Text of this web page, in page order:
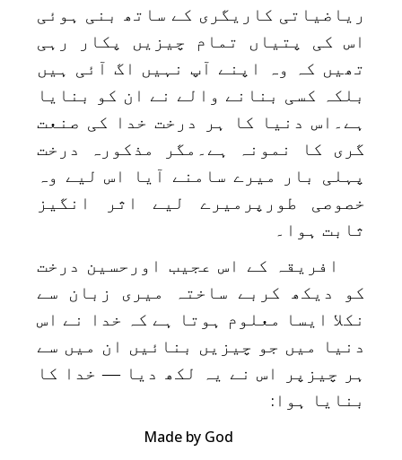
ریاضیاتی کاریگری کے ساتھ بنی ہوئی
اس کی پتیاں تمام چیزیں پکار رہی
تھیں کہ وہ اپنے آپ نہیں اگ آئی ہیں
بلکہ کسی بنانے والے نے ان کو بنایا
ہے۔اس دنیا کا ہر درخت خدا کی صنعت
گری کا نمونہ ہے۔مگر مذکورہ درخت
پہلی بار میرے سامنے آیا اس لیے وہ
خصوصی طورپرمیرے لیے اثر انگیز
ثابت ہوا۔
افریقہ کے اس عجیب اورحسین درخت
کو دیکھ کربے ساختہ میری زبان سے
نکلا ایسا معلوم ہوتا ہے کہ خدا نے اس
دنیا میں جو چیزیں بنائیں ان میں سے
ہر چیزپر اس نے یہ لکھ دیا — خدا کا
بنایا ہوا :
Made by God